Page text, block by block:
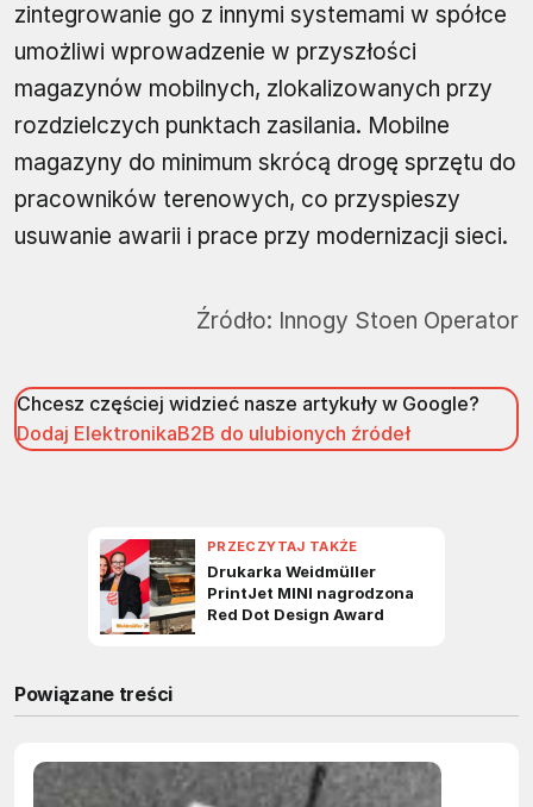
zintegrowanie go z innymi systemami w spółce
umożliwi wprowadzenie w przyszłości
magazynów mobilnych, zlokalizowanych przy
rozdzielczych punktach zasilania. Mobilne
magazyny do minimum skrócą drogę sprzętu do
pracowników terenowych, co przyspieszy
usuwanie awarii i prace przy modernizacji sieci.
Źródło: Innogy Stoen Operator
Chcesz częściej widzieć nasze artykuły w Google?
Dodaj ElektronikaB2B do ulubionych źródeł
Powiązane treści